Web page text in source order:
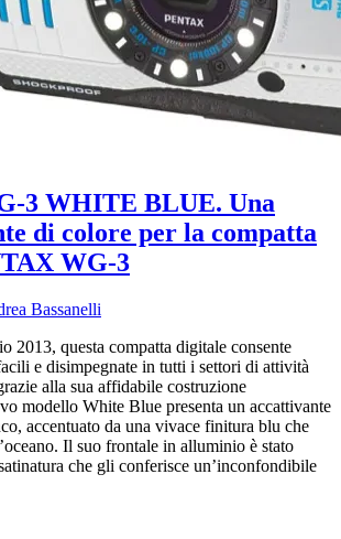
3 WHITE BLUE. Una
di colore per la compatta
WG-3
Bassanelli
2013, questa compatta digitale consente
e disimpegnate in tutti i settori di attività
alla sua affidabile costruzione
modello White Blue presenta un accattivante
accentuato da una vivace finitura blu che
Il suo frontale in alluminio è stato
che gli conferisce un’inconfondibile